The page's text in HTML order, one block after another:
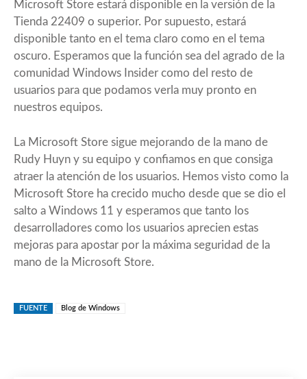
Microsoft Store estará disponible en la versión de la
Tienda 22409 o superior. Por supuesto, estará
disponible tanto en el tema claro como en el tema
oscuro. Esperamos que la función sea del agrado de la
comunidad Windows Insider como del resto de
usuarios para que podamos verla muy pronto en
nuestros equipos.
La Microsoft Store sigue mejorando de la mano de
Rudy Huyn y su equipo y confiamos en que consiga
atraer la atención de los usuarios. Hemos visto como la
Microsoft Store ha crecido mucho desde que se dio el
salto a Windows 11 y esperamos que tanto los
desarrolladores como los usuarios aprecien estas
mejoras para apostar por la máxima seguridad de la
mano de la Microsoft Store.
FUENTE Blog de Windows